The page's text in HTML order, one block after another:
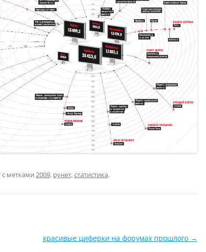
с метками 2009, рунет,статистика.
красивые циферки на форумах прошлого →